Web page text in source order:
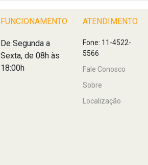
FUNCIONAMENTO
De Segunda a
Sexta, de 08h às
18:00h
ATENDIMENTO
Fone: 11-4522-
5566
Fale Conosco
Sobre
Localização